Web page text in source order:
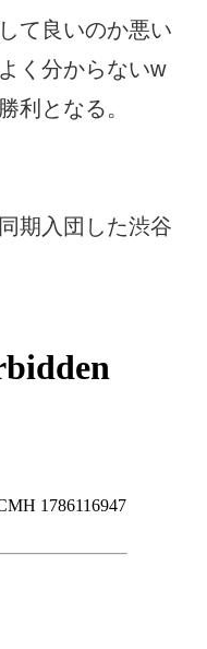
て良いのか悪い
く分からないw
利となる。
期入団した渋谷